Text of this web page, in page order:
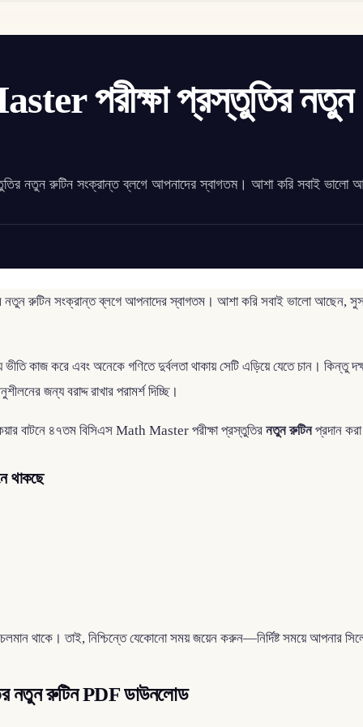
পরীক্ষা প্রস্তুতির নতুন
নতুন রুটিন সংক্রান্ত ব্লগে আপনাদের স্বাগতম। আশা করি সবাই ভালো
নতুন রুটিন সংক্রান্ত ব্লগে আপনাদের স্বাগতম। আশা করি সবাই ভালো আছেন,
ভীতি কাজ করে এবং অনেকে গণিতে দুর্বলতা থাকায় সেটি এড়িয়ে যেতে চান। কিন্তু
জন্য বরাদ্দ রাখার পরামর্শ দিচ্ছি।
বাটনে ৪৭তম বিসিএস Math Master পরীক্ষা প্রস্তুতির নতুন রুটিনপ্রদান
থাকছে
থাকে। তাই, নিশ্চিন্তে যেকোনো সময় জয়েন করুন—নির্দিষ্ট সময়ে আপনার
নতুন রুটিন PDF ডাউনলোড